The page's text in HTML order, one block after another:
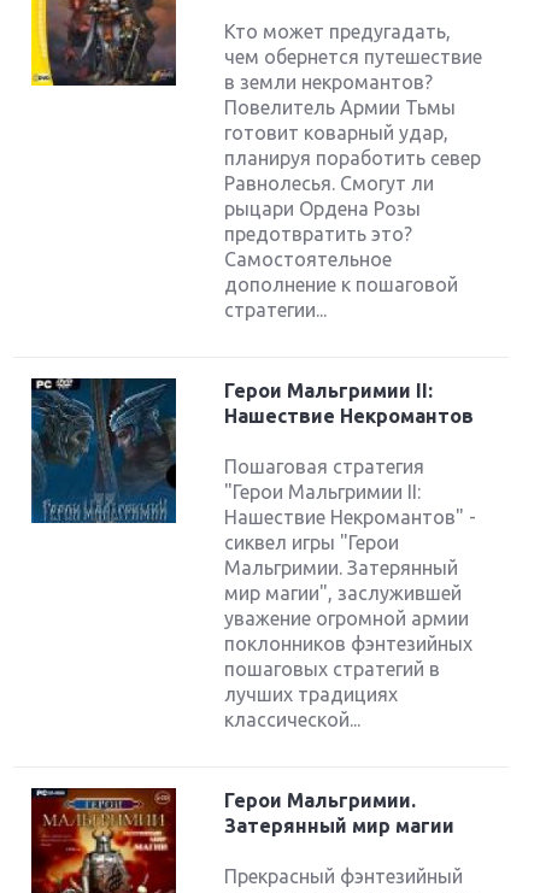
Кто может предугадать,
чем обернется путешествие
в земли некромантов?
Повелитель Армии Тьмы
готовит коварный удар,
планируя поработить север
Равнолесья. Смогут ли
рыцари Ордена Розы
предотвратить это?
Самостоятельное
дополнение к пошаговой
стратегии...
Герои Мальгримии II:
Нашествие Некромантов
Пошаговая стратегия
"Герои Мальгримии II:
Нашествие Некромантов" -
сиквел игры "Герои
Мальгримии. Затерянный
мир магии", заслужившей
уважение огромной армии
поклонников фэнтезийных
пошаговых стратегий в
лучших традициях
классической...
Герои Мальгримии.
Затерянный мир магии
Прекрасный фэнтезийный